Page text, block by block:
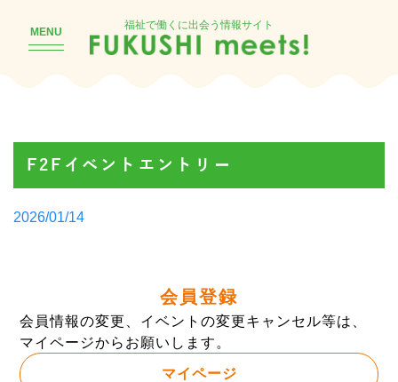
MENU
福祉で働くに出会う情報サイト
F2Fイベントエントリー
Posted
2026/01/14
会員登録
会員情報の変更、イベントの変更キャンセル等は、
マイページからお願いします。
マイページ